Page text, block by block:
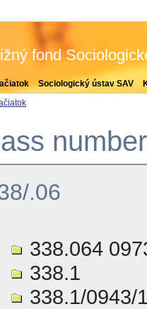
Sociologický ústav SAV
fond
.06
338.064
338.1
338.1/0943/